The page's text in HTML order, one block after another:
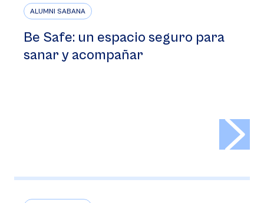
ALUMNI SABANA
Be Safe: un espacio seguro para
sanar y acompañar